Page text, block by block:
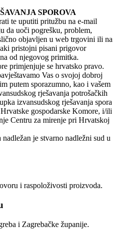
SPOROVA
te uputiti pritužbu na e-mail
da uoči pogrešku, problem,
objavljen u web trgovini ili na
pristojni pisani prigovor
od njegovog primitka.
primjenjuje se hrvatsko pravo.
Vas o svojoj dobroj
putem sporazumno, kao i vašem
rješavanja potrošačkih
izvansudskog rješavanja spora
gospodarske Komore, i/ili
Centru za mirenje pri Hrvatskoj
je stvarno nadležni sud u
i raspoloživosti proizvoda.
i Zagrebačke županije.